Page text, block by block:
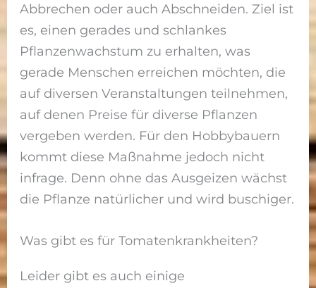
Abbrechen oder auch Abschneiden. Ziel ist
es, einen gerades und schlankes
Pflanzenwachstum zu erhalten, was
gerade Menschen erreichen möchten, die
auf diversen Veranstaltungen teilnehmen,
auf denen Preise für diverse Pflanzen
vergeben werden. Für den Hobbybauern
kommt diese Maßnahme jedoch nicht
infrage. Denn ohne das Ausgeizen wächst
die Pflanze natürlicher und wird buschiger.
Was gibt es für Tomatenkrankheiten?
Leider gibt es auch einige